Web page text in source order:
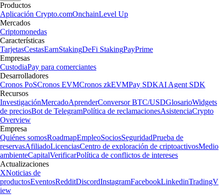
Productos
Aplicación Crypto.comOnchainLevel Up
Mercados
Criptomonedas
Características
TarjetasCestasEarnStakingDeFi StakingPayPrime
Empresas
CustodiaPay para comerciantes
Desarrolladores
Cronos PoSCronos EVMCronos zkEVMPay SDKAI Agent SDK
Recursos
InvestigaciónMercadoAprenderConversor BTC/USDGlosarioWidgets
de preciosBot de TelegramPolítica de reclamacionesAsistenciaCrypto
Overview
Empresa
Quiénes somosRoadmapEmpleoSociosSeguridadPrueba de
reservasAfiliadoLicenciasCentro de exploración de criptoactivosMedio
ambienteCapitalVerificarPolítica de conflictos de intereses
Actualizaciones
XNoticias de
productosEventosRedditDiscordInstagramFacebookLinkedinTradingV
iew